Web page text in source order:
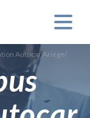
Autocar Ariège/